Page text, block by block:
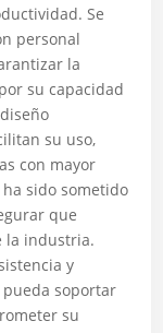
Se
personal
la
su capacidad
su uso,
con mayor
sido sometido
que
la industria.
y
soportar
su